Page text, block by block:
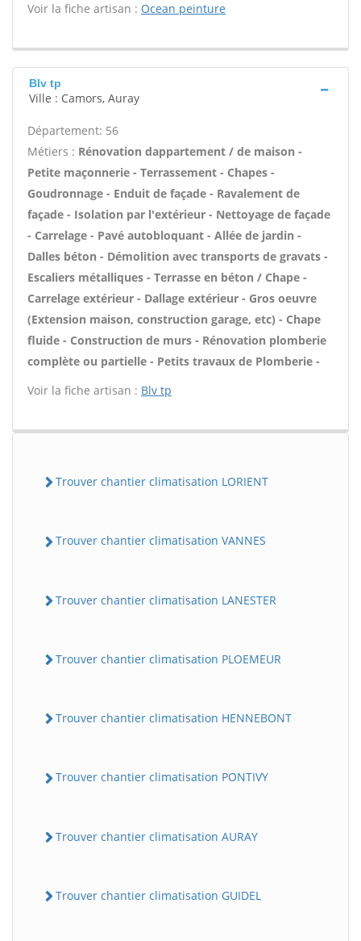
Voir la fiche artisan : Ocean peinture
Blv tp
Ville : Camors, Auray
Département: 56
Métiers : Rénovation dappartement / de maison -
Petite maçonnerie - Terrassement - Chapes -
Goudronnage - Enduit de façade - Ravalement de
façade - Isolation par l'extérieur - Nettoyage de façade
- Carrelage - Pavé autobloquant - Allée de jardin -
Dalles béton - Démolition avec transports de gravats -
Escaliers métalliques - Terrasse en béton / Chape -
Carrelage extérieur - Dallage extérieur - Gros oeuvre
(Extension maison, construction garage, etc) - Chape
fluide - Construction de murs - Rénovation plomberie
complète ou partielle - Petits travaux de Plomberie -
Voir la fiche artisan : Blv tp
Trouver chantier climatisation LORIENT
Trouver chantier climatisation VANNES
Trouver chantier climatisation LANESTER
Trouver chantier climatisation PLOEMEUR
Trouver chantier climatisation HENNEBONT
Trouver chantier climatisation PONTIVY
Trouver chantier climatisation AURAY
Trouver chantier climatisation GUIDEL